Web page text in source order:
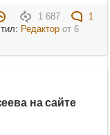
1 687
1
Редакторот 6
на сайте